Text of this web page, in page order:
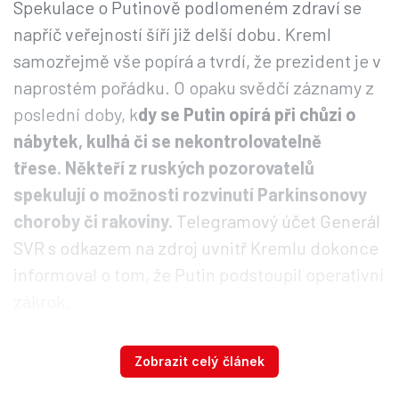
Spekulace o Putinově podlomeném zdraví se
napříč veřejností šíří již delší dobu. Kreml
samozřejmě vše popírá a tvrdí, že prezident je v
naprostém pořádku. O opaku svědčí záznamy z
poslední doby, kdy se Putin opírá při chůzi o
nábytek, kulhá či se nekontrolovatelně
třese. Někteří z ruských pozorovatelů
spekulují o možnosti rozvinutí Parkinsonovy
choroby či rakoviny. Telegramový účet Generál
SVR s odkazem na zdroj uvnitř Kremlu dokonce
informoval o tom, že Putin podstoupil operativní
Tyto zvěsti se šířily už několik let, na síle však
Zobrazit celý článek